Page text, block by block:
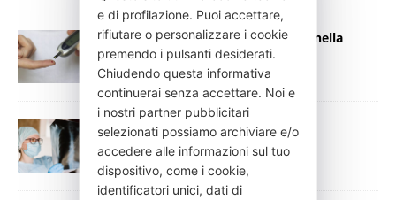
Le potenzialità del nano-disordine nella
diagnostica del diabete mellito
21 Dicembre 2020 Redazione
Al via “La vita in un respiro”
17 Dicembre 2020 Press Italia
e di profilazione. Puoi accettare,
rifiutare o personalizzare i cookie
premendo i pulsanti desiderati.
Chiudendo questa informativa
continuerai senza accettare. Noi e
i nostri partner pubblicitari
selezionati possiamo archiviare e/o
accedere alle informazioni sul tuo
dispositivo, come i cookie,
identificatori unici, dati di